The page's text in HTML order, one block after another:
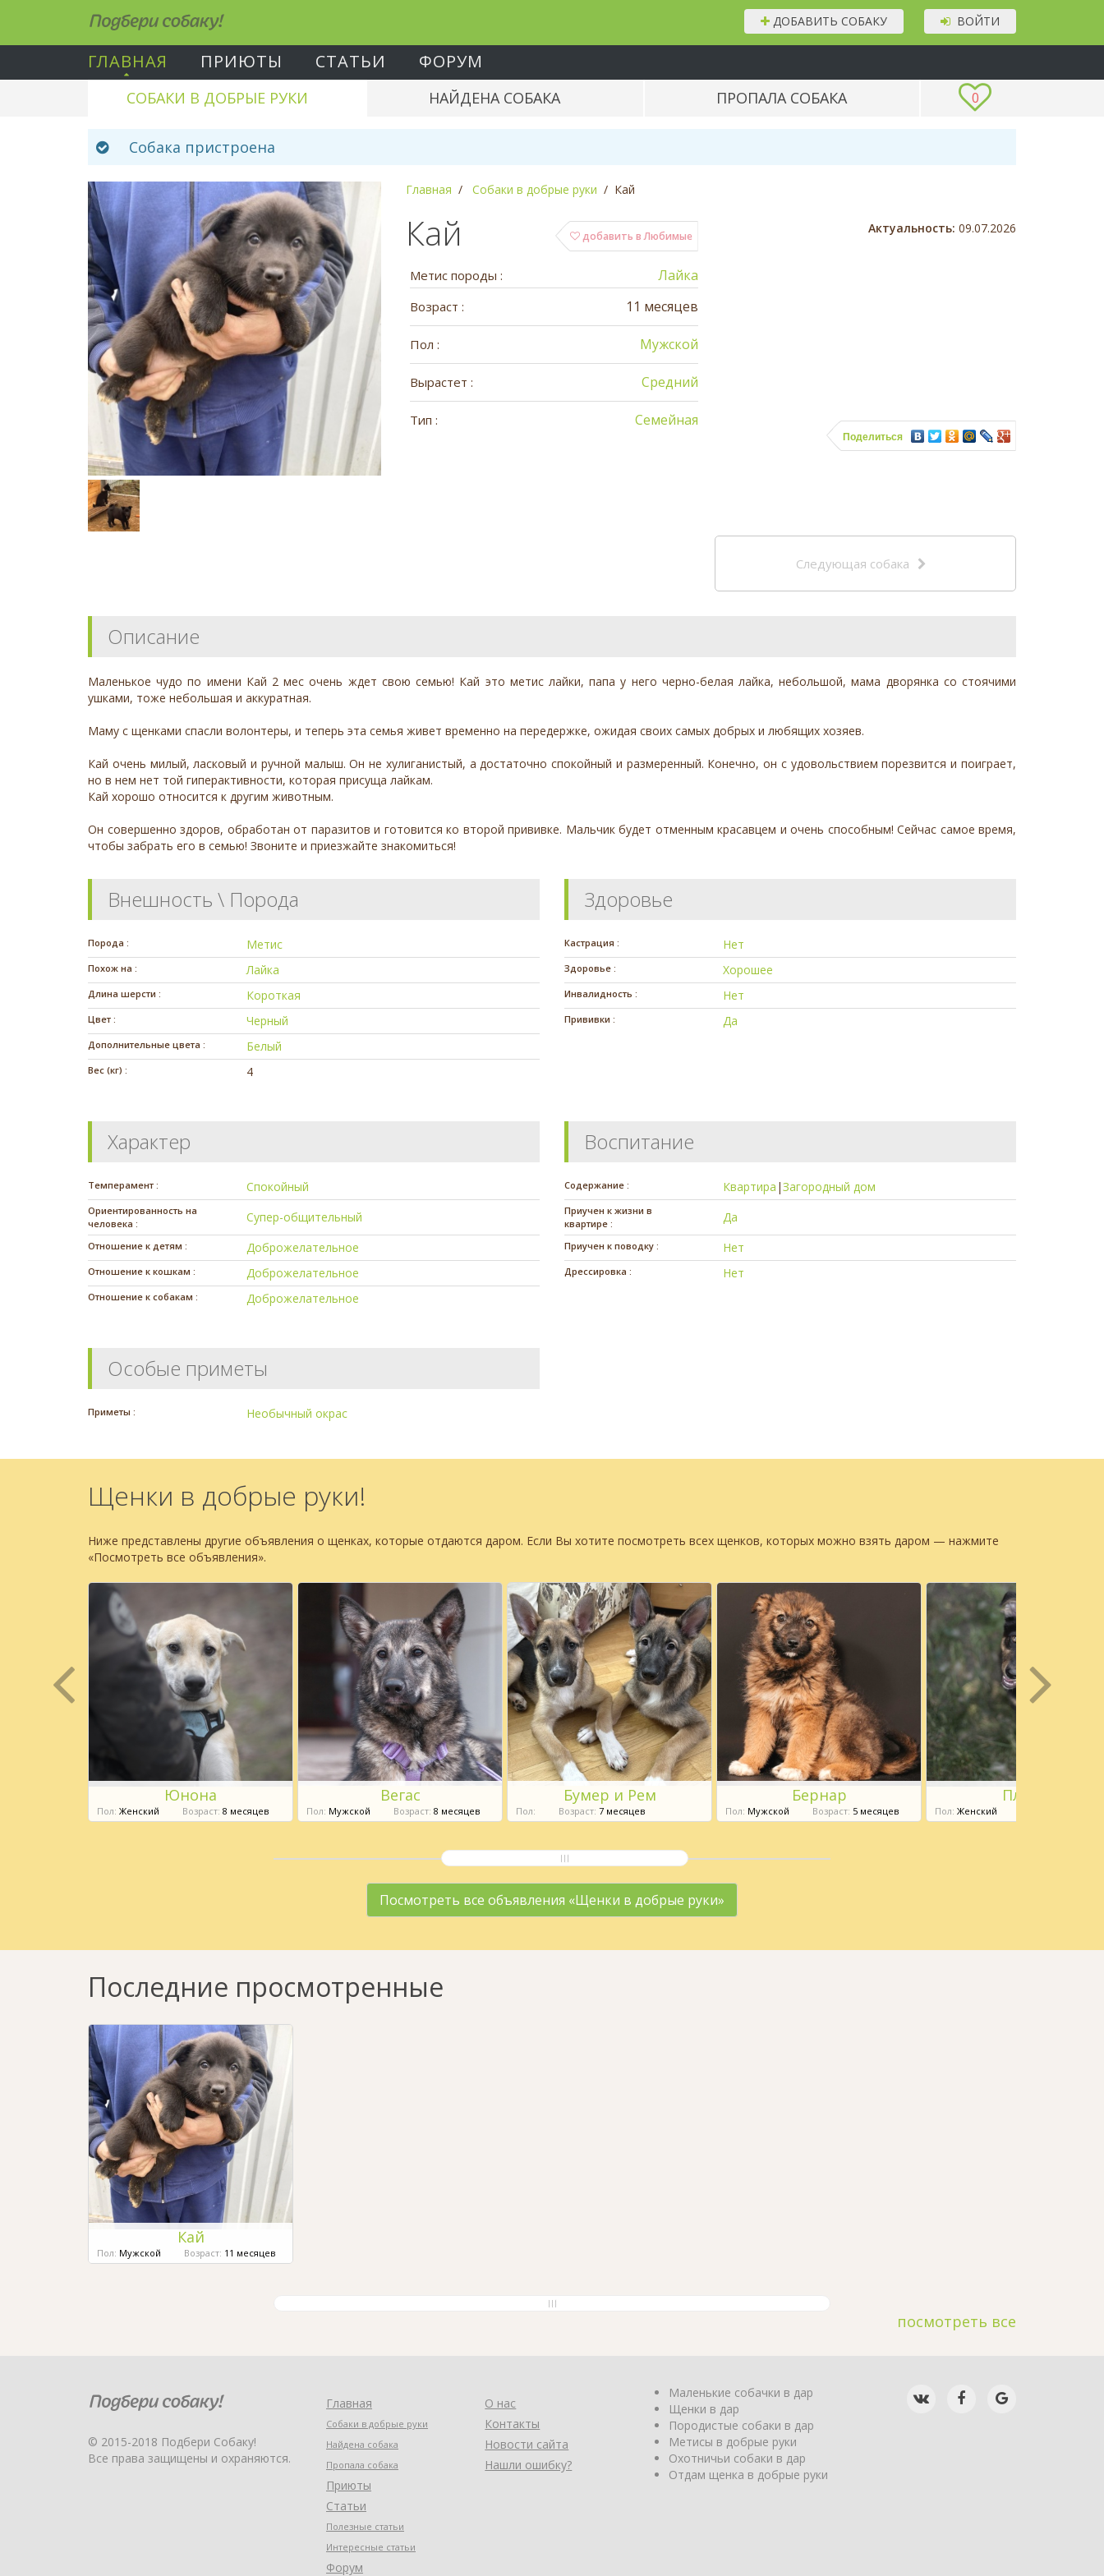
Подбери собаку! ВОЙТИ
ДОБАВИТЬ СОБАКУ
ГЛАВНАЯ ПРИЮТЫ СТАТЬИ ФОРУМ
0
СОБАКИ В ДОБРЫЕ РУКИ НАЙДЕНА СОБАКА ПРОПАЛА СОБАКА
Собака пристроена
Главная Собаки в добрые руки Кай
добавить в Любимые
Кай
Метис породы : Лайка
Возраст : 11 месяцев
Пол : Мужской
Вырастет : Средний
Тип : Семейная
Актуальность: 09.07.2026
Поделиться
Следующая собака
Описание
Маленькое чудо по имени Кай 2 мес очень ждет свою семью! Кай это метис лайки, папа у него черно-белая лайка, небольшой, мама дворянка со стоячими
ушками, тоже небольшая и аккуратная.
Маму с щенками спасли волонтеры, и теперь эта семья живет временно на передержке, ожидая своих самых добрых и любящих хозяев.
Кай очень милый, ласковый и ручной малыш. Он не хулиганистый, а достаточно спокойный и размеренный. Конечно, он с удовольствием порезвится и поиграет,
но в нем нет той гиперактивности, которая присуща лайкам.
Кай хорошо относится к другим животным.
Он совершенно здоров, обработан от паразитов и готовится ко второй прививке. Мальчик будет отменным красавцем и очень способным! Сейчас самое время,
чтобы забрать его в семью! Звоните и приезжайте знакомиться!
Внешность \ Порода
Порода : Метис
Похож на : Лайка
Длина шерсти : Короткая
Цвет : Черный
Дополнительные цвета : Белый
Вес (кг) : 4
Здоровье
Кастрация : Нет
Здоровье : Хорошее
Инвалидность : Нет
Прививки : Да
Характер
Темперамент : Спокойный
Ориентированность на
человека :
Супер-общительный
Отношение к детям : Доброжелательное
Отношение к кошкам : Доброжелательное
Отношение к собакам : Доброжелательное
Воспитание
Содержание : Квартира |Загородный дом
Приучен к жизни в
квартире :
Да
Приучен к поводку : Нет
Дрессировка : Нет
Особые приметы
Приметы : Необычный окрас
Щенки в добрые руки!
Ниже представлены другие объявления о щенках, которые отдаются даром. Если Вы хотите посмотреть всех щенков, которых можно взять даром — нажмите
«Посмотреть все объявления».
Юнона
Пол: Женский Возраст: 8 месяцев
Вегас
Пол: Мужской Возраст: 8 месяцев
Бумер и Рем
Пол: Возраст: 7 месяцев
Бернар
Пол: Мужской Возраст: 5 месяцев
Плюша
Пол: Женский
Посмотреть все объявления «Щенки в добрые руки»
Последние просмотренные
Кай
Пол: Мужской Возраст: 11 месяцев
посмотреть все
© 2015-2018 Подбери Собаку!
Все права защищены и охраняются.
Главная
Собаки в добрые руки
Найдена собака
Пропала собака
Приюты
Статьи
Полезные статьи
Интересные статьи
Форум
О нас
Контакты
Новости сайта
Нашли ошибку?
Маленькие собачки в дар
Щенки в дар
Породистые собаки в дар
Метисы в добрые руки
Охотничьи собаки в дар
Отдам щенка в добрые руки